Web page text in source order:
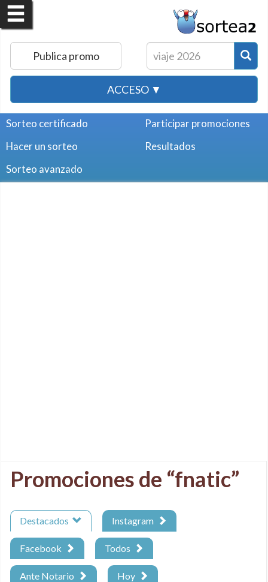
Publica promo
ACCESO ▼
Sorteo certificado
Hacer un sorteo
Sorteo avanzado
Participar promociones
Resultados
Promociones de “fnatic”
Destacados Instagram
Facebook Todos
Ante Notario Hoy